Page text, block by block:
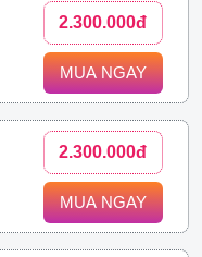
2.300.000đ
MUA NGAY
2.300.000đ
MUA NGAY